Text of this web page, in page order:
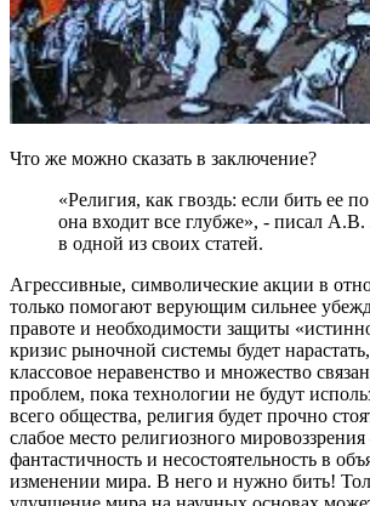
Что же можно сказать в заключение?
«Религия, как гвоздь: если бить ее
она входит все глубже», - писал
в одной из своих статей.
Агрессивные, символические акции в
только помогают верующим сильнее
правоте и необходимости защиты
кризис рыночной системы будет
классовое неравенство и множество
проблем, пока технологии не будут
всего общества, религия будет прочно
слабое место религиозного мировоззрения
фантастичность и несостоятельность в
изменении мира. В него и нужно бить!